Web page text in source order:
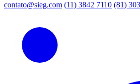
contato@sieg.com (11) 3842 7110 (81)